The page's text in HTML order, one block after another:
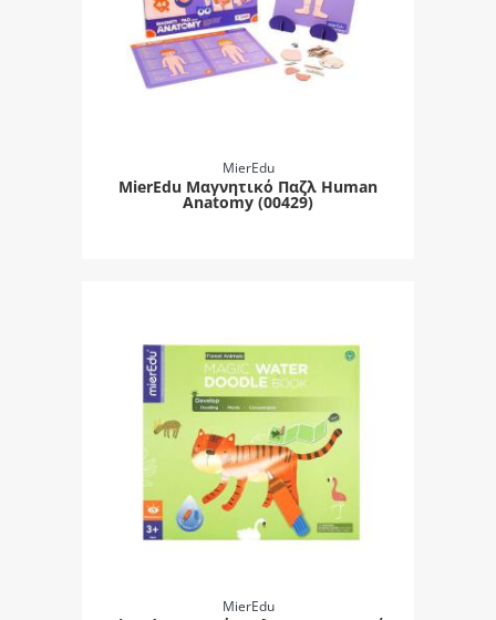
MierEdu
MierEdu Μαγνητικό Παζλ Human
Anatomy (00429)
MierEdu